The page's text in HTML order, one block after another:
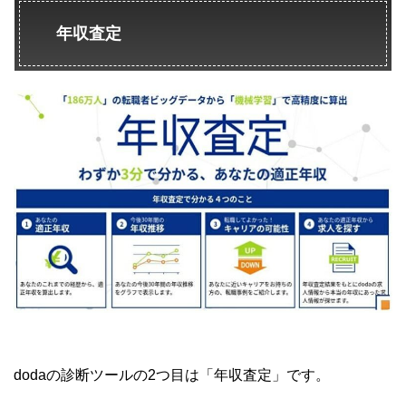
年収査定
dodaの診断ツールの2つ目は「年収査定」です。